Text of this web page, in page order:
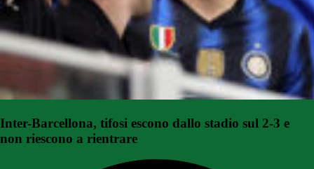
Inter-Barcellona, tifosi escono dallo stadio sul 2-3 e
non riescono a rientrare